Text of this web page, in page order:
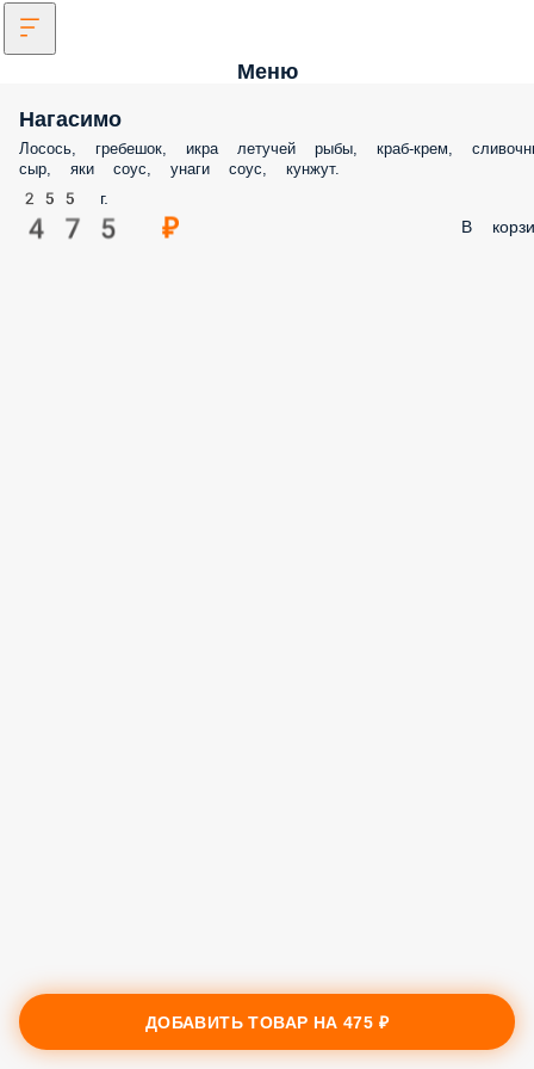
Меню
Нагасимо
Лосось, гребешок, икра летучей рыбы, краб-крем,
сыр, яки соус, унаги соус, кунжут.
255 г.
475 ₽ В
ДОБАВИТЬ ТОВАР НА475 ₽